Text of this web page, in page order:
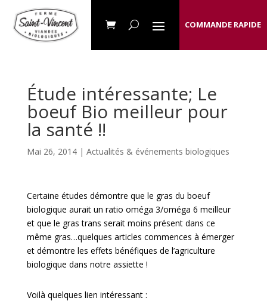
COMMANDE RAPIDE
Étude intéressante; Le
boeuf Bio meilleur pour
la santé !!
Mai 26, 2014 | Actualités & événements biologiques
Certaine études démontre que le gras du boeuf
biologique aurait un ratio oméga 3/oméga 6 meilleur
et que le gras trans serait moins présent dans ce
même gras…quelques articles commences à émerger
et démontre les effets bénéfiques de l’agriculture
biologique dans notre assiette !
Voilà quelques lien intéressant :